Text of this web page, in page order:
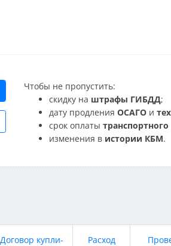
Чтобы не пропустить:
скидку на штрафы ГИБДД;
дату продления ОСАГО и
срок оплаты транспортного
изменения в истории КБМ.
Договор купли-
Расход